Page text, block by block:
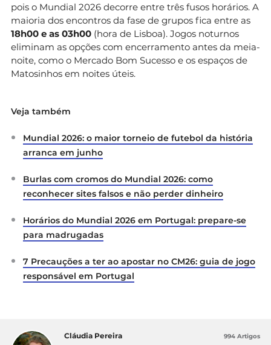
pois o Mundial 2026 decorre entre três fusos horários. A
maioria dos encontros da fase de grupos fica entre as
18h00 e as 03h00 (hora de Lisboa). Jogos noturnos
eliminam as opções com encerramento antes da meia-
noite, como o Mercado Bom Sucesso e os espaços de
Matosinhos em noites úteis.
Veja também
Mundial 2026: o maior torneio de futebol da história
arranca em junho
Burlas com cromos do Mundial 2026: como
reconhecer sites falsos e não perder dinheiro
Horários do Mundial 2026 em Portugal: prepare-se
para madrugadas
7 Precauções a ter ao apostar no CM26: guia de jogo
responsável em Portugal
Cláudia Pereira 994 Artigos